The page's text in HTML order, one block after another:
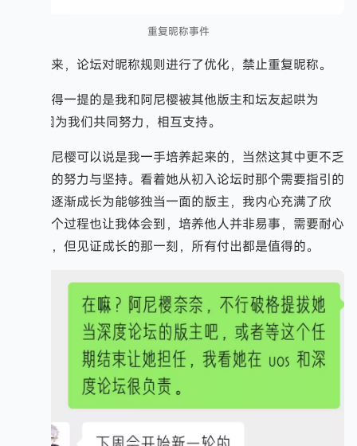
重复昵称事件
后来，论坛对昵称规则进行了优化，禁止重复昵称。
值得一提的是我和阿尼樱被其他版主和坛友起哄为
CP，因为我们共同努力，相互支持。
阿尼樱可以说是我一手培养起来的，当然这其中更不乏
她自己的努力与坚持。看着她从初入论坛时那个需要指引的
新人，逐渐成长为能够独当一面的版主，我内心充满了欣
慰。这个过程也让我体会到，培养他人并非易事，需要耐心
和方法，但见证成长的那一刻，所有付出都是值得的。